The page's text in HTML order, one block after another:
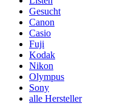
Gesucht
Canon
Casio
Fuji
Kodak
Nikon
Olympus
Sony
alle Hersteller